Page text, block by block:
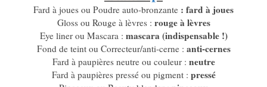
Fard à joues ou Poudre auto-bronzante : fard à joues
Gloss ou Rouge à lèvres : rouge à lèvres
Eye liner ou Mascara : mascara (indispensable !)
Fond de teint ou Correcteur/anti-cerne : anti-cernes
Fard à paupières neutre ou couleur : neutre
Fard à paupières pressé ou pigment : pressé